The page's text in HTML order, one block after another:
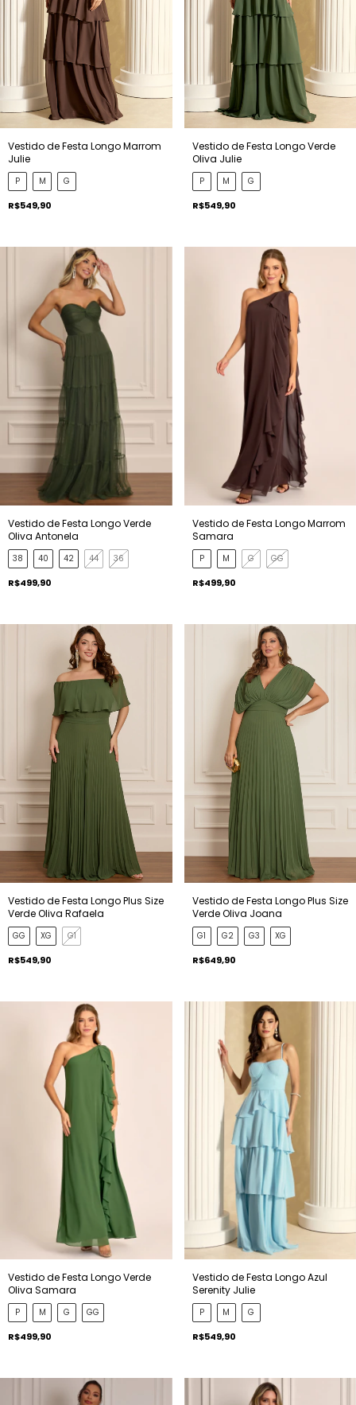
Vestido de Festa Longo Marrom
Julie
P M G
R$549,90
Vestido de Festa Longo Verde
Oliva Julie
P M G
R$549,90
Vestido de Festa Longo Verde
Oliva Antonela
38 40 42 44 36
R$499,90
Vestido de Festa Longo Marrom
Samara
P M G GG
R$499,90
Vestido de Festa Longo Plus Size
Verde Oliva Rafaela
GG XG G1
R$549,90
Vestido de Festa Longo Plus Size
Verde Oliva Joana
G1 G2 G3 XG
R$649,90
Vestido de Festa Longo Verde
Oliva Samara
P M G GG
R$499,90
Vestido de Festa Longo Azul
Serenity Julie
P M G
R$549,90